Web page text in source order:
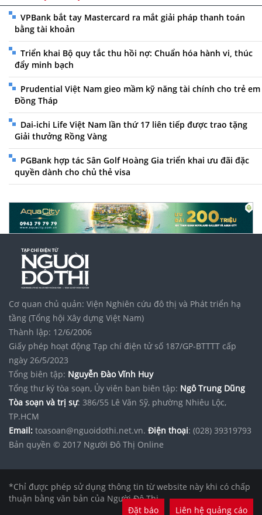
VPBank bắt tay Mastercard ra mắt giải pháp thanh toán
bằng tài khoản
Triển khai Bộ quy tắc thu hồi nợ: Chuẩn hóa hành vi, thúc
đẩy minh bạch
Prudential Việt Nam gieo mầm kỹ năng tài chính cho trẻ em
Đồng Tháp
Dai-ichi Life Việt Nam lần thứ 17 liên tiếp được trao tặng
Giải thưởng Rồng Vàng
PGBank hợp tác Sân Golf Hoàng Gia triển khai ưu đãi đặc
quyền dành cho chủ thẻ visa
Cơ quan chủ quản: Viện Nghiên cứu đô thị và Phát triển hạ
tầng (Tổng hội Xây dựng Việt Nam)
Thành lập: 12/6/2006
Giấy phép hoạt động Tạp chí điện tử số 187/GP-BTTTT cấp
ngày 26/5/2023
Tổng biên tập: Nguyễn Đào Vĩnh Huy
Tổng thư ký tòa soạn, Ủy viên ban biên tập: Ngô Trung Dũng
Tòa soạn và trị sự: 386/55 Lê Văn Sỹ, phường Nhiêu Lộc,
TP.HCM
Email: toasoan@nguoidothi.net.vn. Điện thoại: (028) 39319793
Bản quyền © 2017 Người Đô Thị Online
*Chỉ được phép sử dụng thông tin từ website này khi có chấp
thuận bằng văn bản của Người Đô Thị.
Đặt báo
Liên hệ quảng cáo